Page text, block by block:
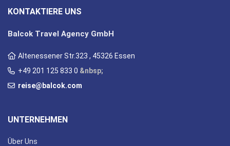
KONTAKTIERE UNS
Balcok Travel Agency GmbH
Altenessener Str.323 , 45326 Essen
+49 201 125 833 0 &nbsp;
reise@balcok.com
UNTERNEHMEN
Über Uns